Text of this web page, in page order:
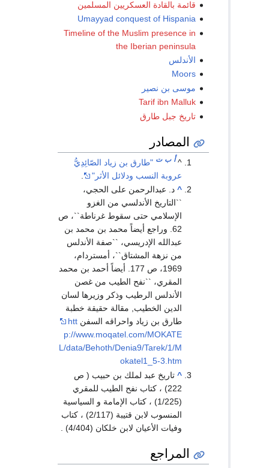
قائمة بالقادة العسكريين المسلمين
Umayyad conquest of Hispania
Timeline of the Muslim presence in
the Iberian peninsula
موسى بن نصير
Tarif ibn Malluk
تاريخ جبل طارق
المصادر
"طارق بن زياد الصّائِدِيُّ
عروبة النسب ودلائل الأثر"
.
د. عبدالرحمن على الحجي،
``التاريخ الأندلسي من الغزو
الإسلامي حتى سقوط غرناطة``، ص
62. وراجع أيضاً محمد بن محمد بن
عبدالله الإدريسي، ``صفة الأندلس
من نزهة المشتاق``، أمستردام،
1969، ص 177. أيضاً أحمد بن محمد
المقري، ``نفح الطيب من غصن
الأندلس الرطيب وذكر وزيرها لسان
الدين الخطيب, مقالة حقيقة خطبة
طارق بن زياد واحراقه السفنhtt
p://www.moqatel.com/MOKATE
L/data/Behoth/Denia9/Tarek/1/M
okatel1_5-3.htm
تاريخ عبد لملك بن حبيب ( ص
222) ، كتاب نفح الطيب للمقري
(1/225) ، كتاب الإمامة و السياسية
المنسوب لابن قتيبة (2/117) ، كتاب
وفيات الأعيان لابن خلكان (4/404) .
المراجع